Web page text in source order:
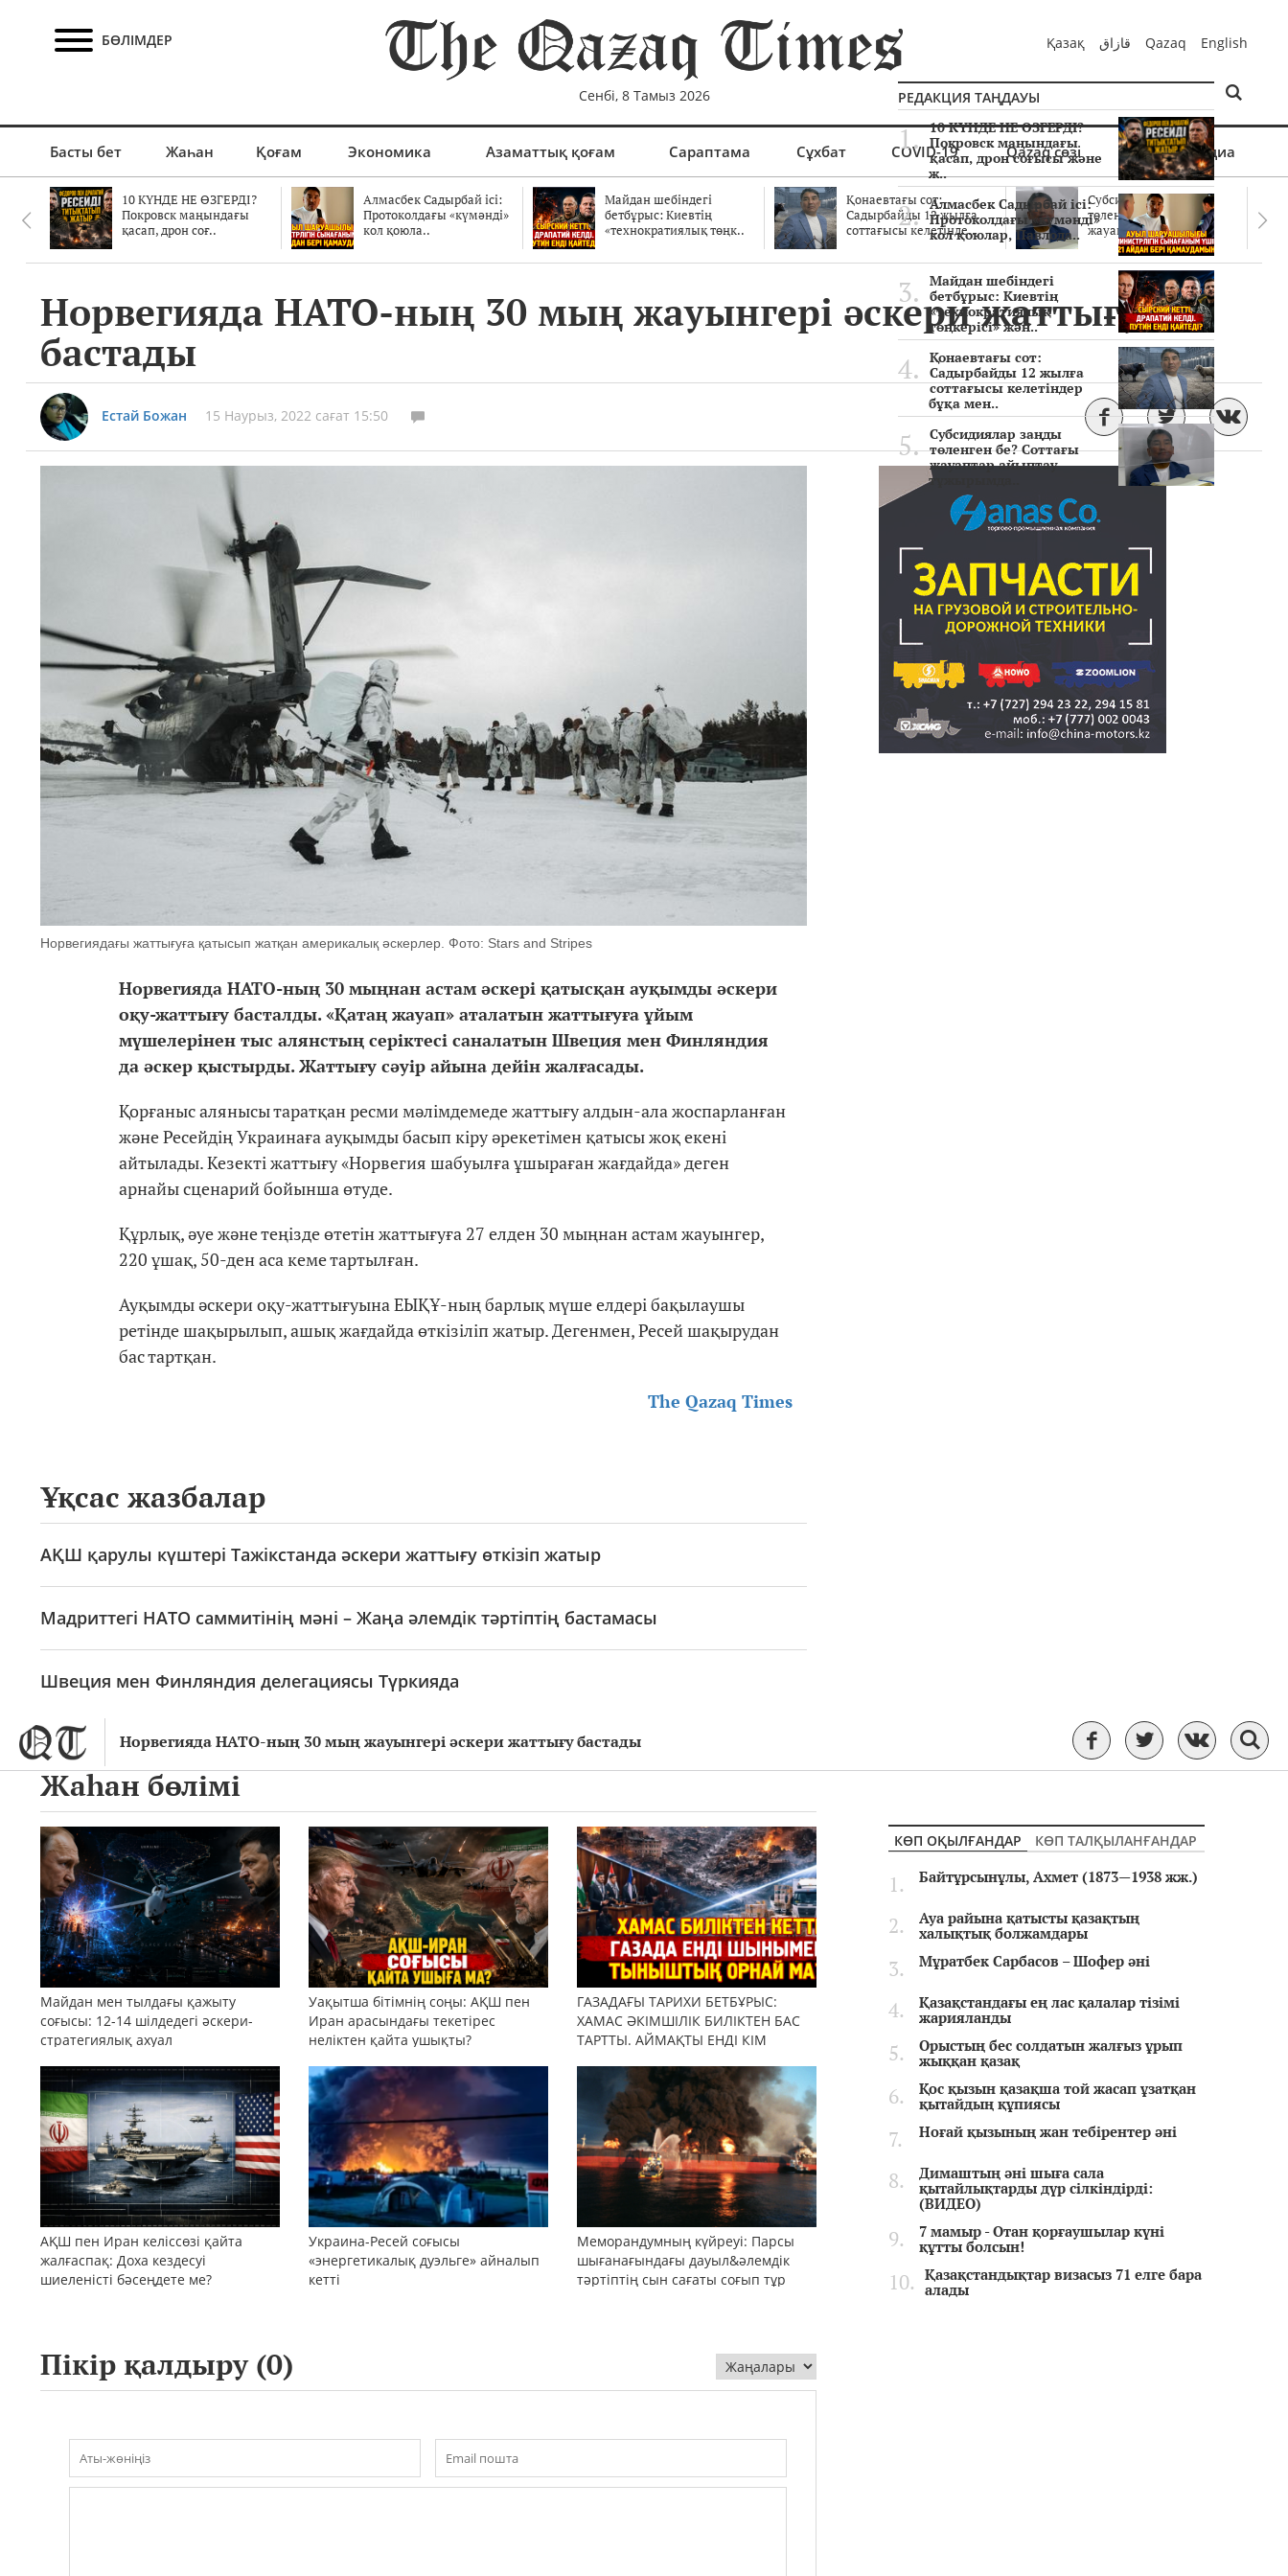
БӨЛІМДЕР
Сенбі, 8 Тамыз 2026
Қазақ قازاق Qazaq English
Басты бет Жаһан Қоғам Экономика Азаматтық қоғам Сараптама Сұхбат COVID-19 Qazaq сөзі Мультимедиа
10 КҮНДЕ НЕ ӨЗГЕРДІ?
Покровск маңындағы
қасап, дрон соғ..
Алмасбек Садырбай ісі:
Протоколдағы «күмәнді»
кол қоюла..
Майдан шебіндегі
бетбұрыс: Киевтің
«технократиялық төңк..
Қонаевтағы сот:
Садырбайды 12 жылға
соттағысы келетінде..
Субсидиялар заңды
төленген бе? Соттағы
жауаптар айыптау..
Норвегияда НАТО-ның 30 мың жауынгері әскери жаттығу бастады
Норвегияда НАТО-ның 30 мың жауынгері әскери жаттығу
бастады
Естай Божан 15 Наурыз, 2022 сағат 15:50
Норвегиядағы жаттығуға қатысып жатқан америкалық әскерлер. Фото: Stars and Stripes
Норвегияда НАТО-ның 30 мыңнан астам әскері қатысқан ауқымды әскери
оқу-жаттығу басталды. «Қатаң жауап» аталатын жаттығуға ұйым
мүшелерінен тыс алянстың серіктесі саналатын Швеция мен Финляндия
да әскер қыстырды. Жаттығу сәуір айына дейін жалғасады.
Қорғаныс алянысы таратқан ресми мәлімдемеде жаттығу алдын-ала жоспарланған
және Ресейдің Украинаға ауқымды басып кіру әрекетімен қатысы жоқ екені
айтылады. Кезекті жаттығу «Норвегия шабуылға ұшыраған жағдайда» деген
арнайы сценарий бойынша өтуде.
Құрлық, әуе және теңізде өтетін жаттығуға 27 елден 30 мыңнан астам жауынгер,
220 ұшақ, 50-ден аса кеме тартылған.
Ауқымды әскери оқу-жаттығуына ЕЫҚҰ-ның барлық мүше елдері бақылаушы
ретінде шақырылып, ашық жағдайда өткізіліп жатыр. Дегенмен, Ресей шақырудан
бас тартқан.
The Qazaq Times
Ұқсас жазбалар
АҚШ қарулы күштері Тажікстанда әскери жаттығу өткізіп жатыр
Мадриттегі НАТО саммитінің мәні – Жаңа әлемдік тәртіптің бастамасы
Швеция мен Финляндия делегациясы Түркияда
РЕДАКЦИЯ ТАҢДАУЫ
10 КҮНДЕ НЕ ӨЗГЕРДІ?
Покровск маңындағы
қасап, дрон соғысы және
ж..
Алмасбек Садырбай ісі:
Протоколдағы «күмәнді»
кол қоюлар, Павлода..
Майдан шебіндегі
бетбұрыс: Киевтің
«технократиялық
төңкерісі» жән..
Қонаевтағы сот:
Садырбайды 12 жылға
соттағысы келетіндер
бұқа мен..
Субсидиялар заңды
төленген бе? Соттағы
жауаптар айыптау
тұжырымда..
Жаһан бөлімі
Майдан мен тылдағы қажыту
соғысы: 12-14 шілдедегі әскери-
стратегиялық ахуал
Уақытша бітімнің соңы: АҚШ пен
Иран арасындағы текетірес
неліктен қайта ушықты?
ГАЗАДАҒЫ ТАРИХИ БЕТБҰРЫС:
ХАМАС ӘКІМШІЛІК БИЛІКТЕН БАС
ТАРТТЫ. АЙМАҚТЫ ЕНДІ КІМ
АҚШ пен Иран келіссөзі қайта
жалғаспақ: Доха кездесуі
шиеленісті бәсеңдете ме?
Украина-Ресей соғысы
«энергетикалық дуэльге» айналып
кетті
Меморандумның күйреуі: Парсы
шығанағындағы дауыл&әлемдік
тәртіптің сын сағаты соғып тұр
Пікір қалдыру (0)
КӨП ОҚЫЛҒАНДАР
КӨП ТАЛҚЫЛАНҒАНДАР
Байтұрсынұлы, Ахмет (1873—1938 жж.)
Ауа райына қатысты қазақтың
халықтық болжамдары
Мұратбек Сарбасов – Шофер әні
Қазақстандағы ең лас қалалар тізімі
жарияланды
Орыстың бес солдатын жалғыз ұрып
жыққан қазақ
Қос қызын қазақша той жасап ұзатқан
қытайдың құпиясы
Ноғай қызының жан тебірентер әні
Димаштың әні шыға сала
қытайлықтарды дүр сілкіндірді:
(ВИДЕО)
7 мамыр - Отан қорғаушылар күні
құтты болсын!
Қазақстандықтар визасыз 71 елге бара
алады